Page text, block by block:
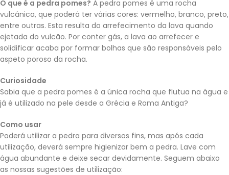
O que é a pedra pomes? A pedra pomes é uma rocha
vulcânica, que poderá ter várias cores: vermelho, branco, preto,
entre outras. Esta resulta do arrefecimento da lava quando
ejetada do vulcão. Por conter gás, a lava ao arrefecer e
solidificar acaba por formar bolhas que são responsáveis pelo
aspeto poroso da rocha.
Curiosidade
Sabia que a pedra pomes é a única rocha que flutua na água e
já é utilizado na pele desde a Grécia e Roma Antiga?
Como usar
Poderá utilizar a pedra para diversos fins, mas após cada
utilização, deverá sempre higienizar bem a pedra. Lave com
água abundante e deixe secar devidamente. Seguem abaixo
as nossas sugestões de utilização: